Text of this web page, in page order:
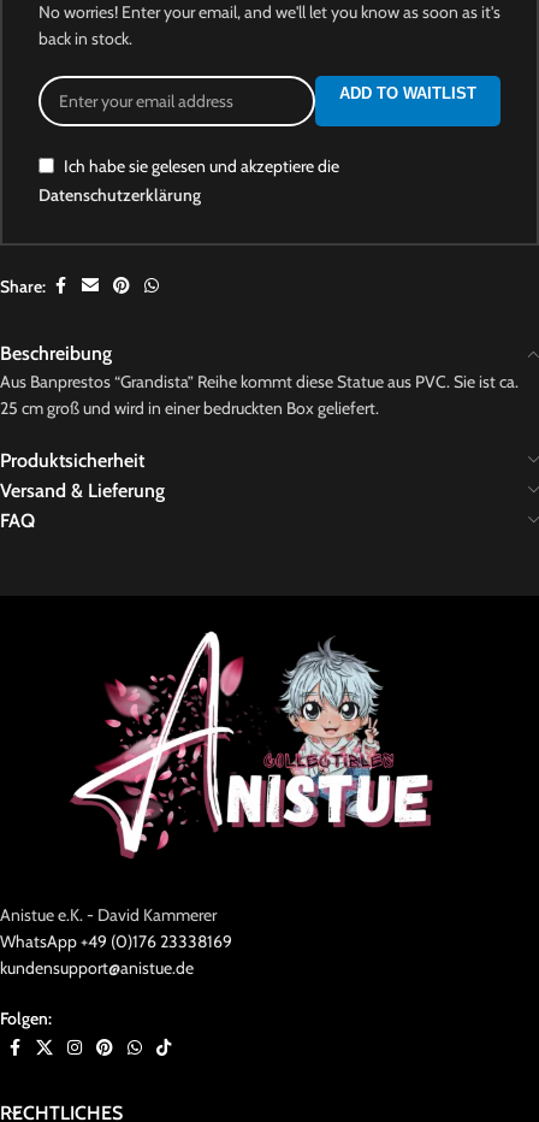
No worries! Enter your email, and we'll let you know as soon as it's
back in stock.
ADD TO WAITLIST
Ich habe sie gelesen und akzeptiere die
Datenschutzerklärung
Share:
Beschreibung
Aus Banprestos “Grandista” Reihe kommt diese Statue aus PVC. Sie ist ca.
25 cm groß und wird in einer bedruckten Box geliefert.
Produktsicherheit
Versand & Lieferung
FAQ
Anistue e.K. - David Kammerer
WhatsApp +49 (0)176 23338169
kundensupport@anistue.de
Folgen:
RECHTLICHES